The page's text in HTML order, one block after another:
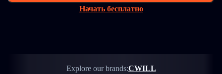
Начать бесплатно
Explore our brands:CWILL